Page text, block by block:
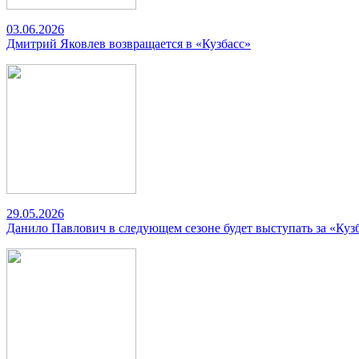
03.06.2026
Дмитрий Яковлев возвращается в «Кузбасс»
29.05.2026
Данило Павлович в следующем сезоне будет выступать за